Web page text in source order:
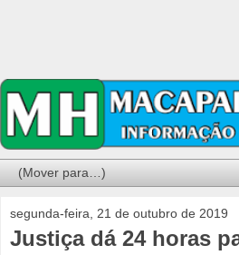
segunda-feira, 21 de outubro de 2019
Justiça dá 24 horas